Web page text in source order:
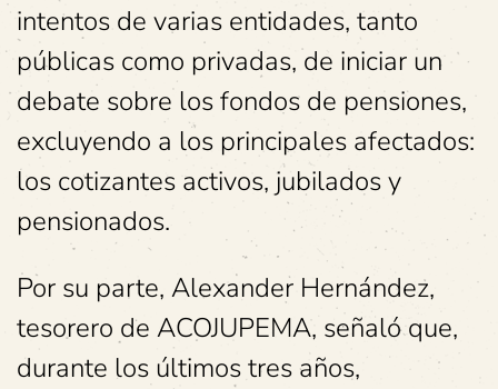
intentos de varias entidades, tanto
públicas como privadas, de iniciar un
debate sobre los fondos de pensiones,
excluyendo a los principales afectados:
los cotizantes activos, jubilados y
pensionados.
Por su parte, Alexander Hernández,
tesorero de ACOJUPEMA, señaló que,
durante los últimos tres años,